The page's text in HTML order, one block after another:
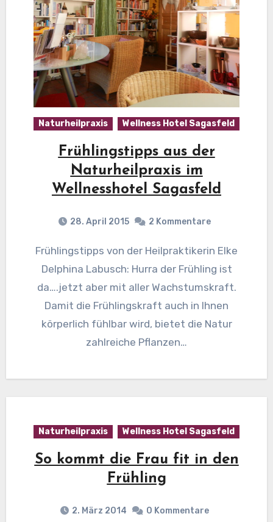
Naturheilpraxis Wellness Hotel Sagasfeld
Frühlingstipps aus der
Naturheilpraxis im
Wellnesshotel Sagasfeld
28. April 2015 2 Kommentare
Frühlingstipps von der Heilpraktikerin Elke
Delphina Labusch: Hurra der Frühling ist
da….jetzt aber mit aller Wachstumskraft.
Damit die Frühlingskraft auch in Ihnen
körperlich fühlbar wird, bietet die Natur
zahlreiche Pflanzen…
Naturheilpraxis Wellness Hotel Sagasfeld
So kommt die Frau fit in den
Frühling
2. März 2014 0 Kommentare